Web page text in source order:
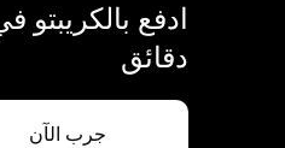
دقائق
جرب الآن